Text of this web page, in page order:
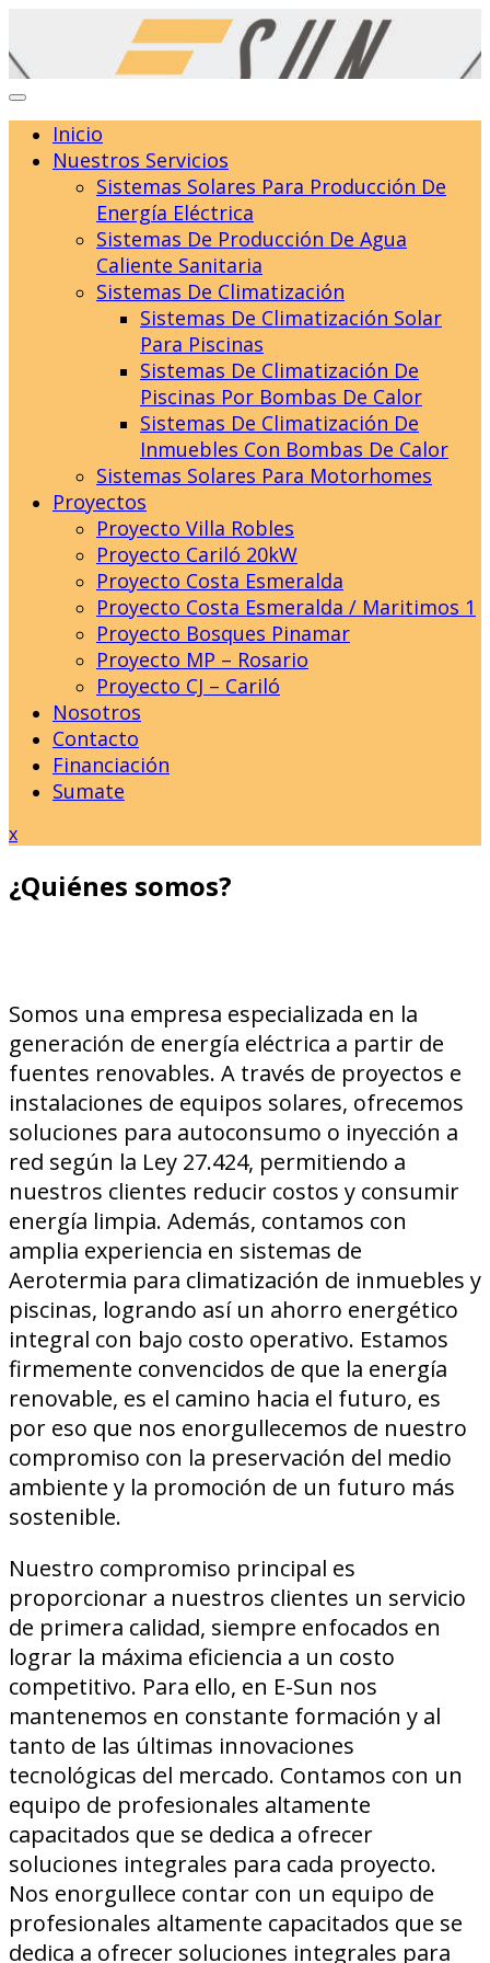
content
Inicio
Nuestros Servicios
Sistemas Solares Para Producción De
Energía Eléctrica
Sistemas De Producción De Agua
Caliente Sanitaria
Sistemas De Climatización
Sistemas De Climatización Solar
Para Piscinas
Sistemas De Climatización De
Piscinas Por Bombas De Calor
Sistemas De Climatización De
Inmuebles Con Bombas De Calor
Sistemas Solares Para Motorhomes
Proyectos
Proyecto Villa Robles
Proyecto Cariló 20kW
Proyecto Costa Esmeralda
Proyecto Costa Esmeralda / Maritimos 1
Proyecto Bosques Pinamar
Proyecto MP – Rosario
Proyecto CJ – Cariló
Nosotros
Contacto
Financiación
Sumate
xClose
¿Quiénes somos?
Somos una empresa especializada en la
generación de energía eléctrica a partir de
fuentes renovables. A través de proyectos e
instalaciones de equipos solares, ofrecemos
soluciones para autoconsumo o inyección a
red según la Ley 27.424, permitiendo a
nuestros clientes reducir costos y consumir
energía limpia. Además, contamos con
amplia experiencia en sistemas de
Aerotermia para climatización de inmuebles y
piscinas, logrando así un ahorro energético
integral con bajo costo operativo. Estamos
firmemente convencidos de que la energía
renovable, es el camino hacia el futuro, es
por eso que nos enorgullecemos de nuestro
compromiso con la preservación del medio
ambiente y la promoción de un futuro más
sostenible.
Nuestro compromiso principal es
proporcionar a nuestros clientes un servicio
de primera calidad, siempre enfocados en
lograr la máxima eficiencia a un costo
competitivo. Para ello, en E-Sun nos
mantenemos en constante formación y al
tanto de las últimas innovaciones
tecnológicas del mercado. Contamos con un
equipo de profesionales altamente
capacitados que se dedica a ofrecer
soluciones integrales para cada proyecto.
Nos enorgullece contar con un equipo de
profesionales altamente capacitados que se
dedica a ofrecer soluciones integrales para